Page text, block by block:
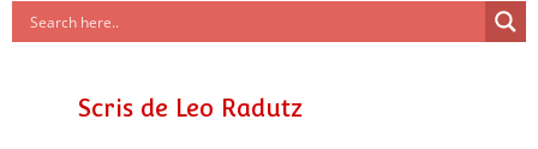
Scris de Leo Radutz